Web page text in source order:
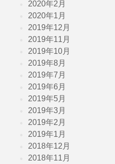
2020年2月
2020年1月
2019年12月
2019年11月
2019年10月
2019年8月
2019年7月
2019年6月
2019年5月
2019年3月
2019年2月
2019年1月
2018年12月
2018年11月